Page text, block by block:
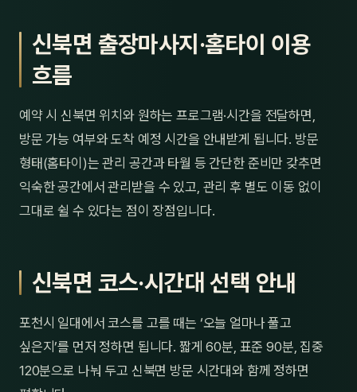
신북면 출장마사지·홈타이 이용
흐름
예약 시 신북면 위치와 원하는 프로그램·시간을 전달하면,
방문 가능 여부와 도착 예정 시간을 안내받게 됩니다. 방문
형태(홈타이)는 관리 공간과 타월 등 간단한 준비만 갖추면
익숙한 공간에서 관리받을 수 있고, 관리 후 별도 이동 없이
그대로 쉴 수 있다는 점이 장점입니다.
신북면 코스·시간대 선택 안내
포천시 일대에서 코스를 고를 때는 ‘오늘 얼마나 풀고
싶은지’를 먼저 정하면 됩니다. 짧게 60분, 표준 90분, 집중
120분으로 나눠 두고 신북면 방문 시간대와 함께 정하면